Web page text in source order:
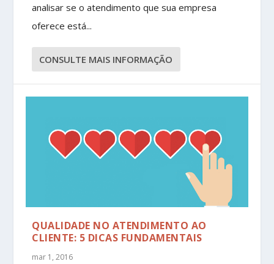
analisar se o atendimento que sua empresa
oferece está...
CONSULTE MAIS INFORMAÇÃO
QUALIDADE NO ATENDIMENTO AO
CLIENTE: 5 DICAS FUNDAMENTAIS
mar 1, 2016